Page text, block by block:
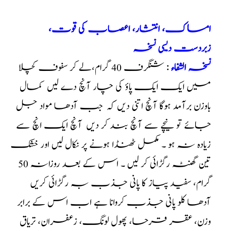
زبردست دیسی نسخہ
نسخہ الشفاء
: شنگرف 40 گرام،لے کر سفوف کچلا
میں ایک ایک پاؤ کی چار آنچ دے لیں کمال
باوزن برآمد ہوگا آنچ اتنی دیں کہ جب آدھا مواد جل
جائے تو نیچے سے آنچ بند کر دیں آنچ ایک انچ سے
زیادہ نہ ہو ۔ مکمل ٹھنڈا ہونے پر نکال لیں اور خشک
تین گھنٹہ رگڑائی کر لیں ۔ اس کے بعد روزانہ 50
گرام، سفید پیاز کا پانی جذب بہ رگڑائی کریں
آدھا کلو پانی جذب کروانا ہے اب اس کے برابر
وزن، عقر قرحا، پھول لونگ، زعفران، تریاق